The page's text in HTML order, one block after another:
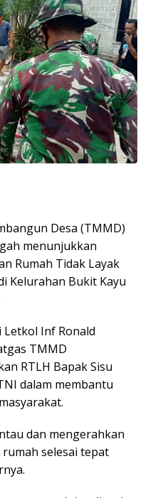
Desa (TMMD)
menunjukkan
Rumah Tidak Layak
Kelurahan Bukit Kayu
Letkol Inf Ronald
TMMD
RTLH Bapak Sisu
dalam membantu
dan mengerahkan
selesai tepat